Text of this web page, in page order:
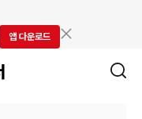
앱 다운로드